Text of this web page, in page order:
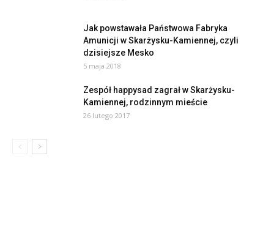
Jak powstawała Państwowa Fabryka
Amunicji w Skarżysku-Kamiennej, czyli
dzisiejsze Mesko
5 maja 2018
Zespół happysad zagrał w Skarżysku-
Kamiennej, rodzinnym mieście
26 lutego 2017